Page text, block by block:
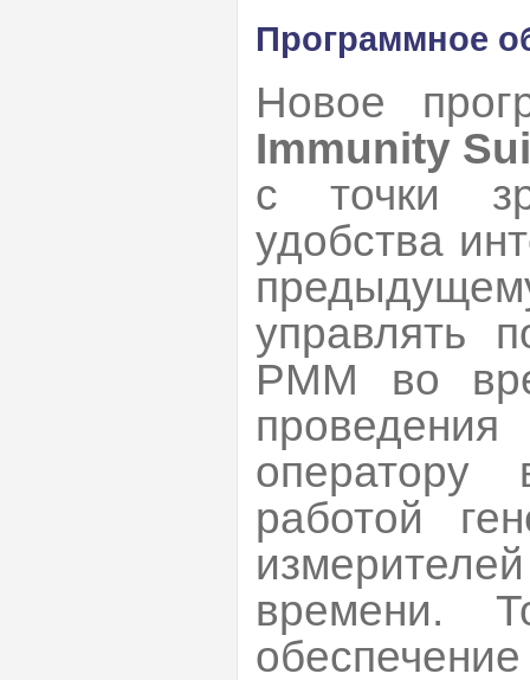
Программное
Новое
Immunity
с точки
удобства
управлять
РММ во
оператору
работой
времени.